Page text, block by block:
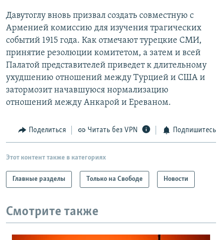
Давутоглу вновь призвал создать совместную с
Арменией комиссию для изучения трагических
событий 1915 года. Как отмечают турецкие СМИ,
принятие резолюции комитетом, а затем и всей
Палатой представителей приведет к длительному
ухудшению отношений между Турцией и США и
затормозит начавшуюся нормализацию
отношений между Анкарой и Ереваном.
Поделиться Читать без VPN Подпишитесь
Этот контент также в категориях
Главные разделы Только на Свободе Новости
Смотрите также